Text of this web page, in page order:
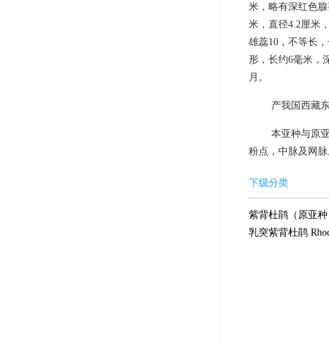
米，略有深红色
米，直径4.2厘米
雄蕊10，不等长
形，长约6毫米，
月。
产我国西藏
本亚种与原
粉点，中脉及网脉
下级分类
紫背杜鹃（原亚种
乳突紫背杜鹃